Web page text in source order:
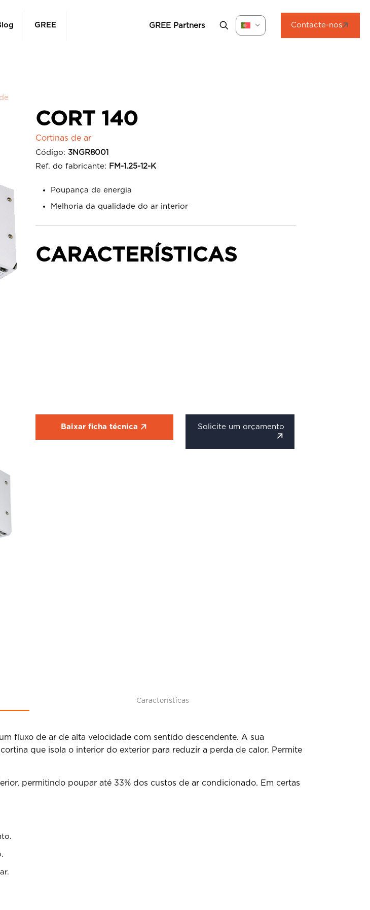
GREE GREE Partners Contacte-nos
CORT 140
Cortinas de ar
Código: 3NGR8001
Ref. do fabricante: FM-1.25-12-K
Poupança de energia
Melhoria da qualidade do ar interior
CARACTERÍSTICAS
Baixar ficha técnica Solicite um orçamento
Características
fluxo de ar de alta velocidade com sentido descendente. A sua
que isola o interior do exterior para reduzir a perda de calor. Permite
permitindo poupar até 33% dos custos de ar condicionado. Em certas